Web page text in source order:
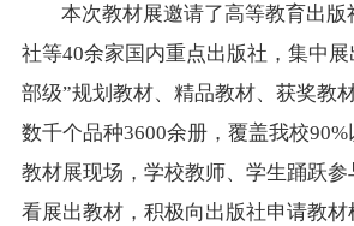
本次教材展邀请了高等教育出版
社等40余家国内重点出版社，集中
部级”规划教材、精品教材、获奖教
数千个品种3600余册，覆盖我校90%
教材展现场，学校教师、学生踊跃
看展出教材，积极向出版社申请教